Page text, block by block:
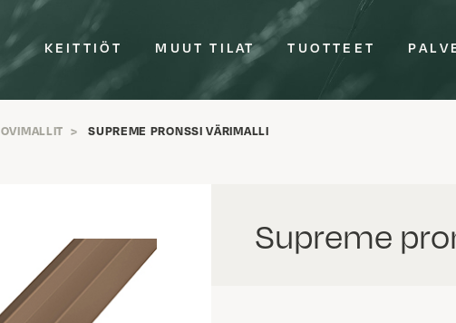
KEITTIÖT MUUT TILAT TUOTTEET
OVIMALLIT > SUPREME PRONSSI VÄRIMALLI
Supreme